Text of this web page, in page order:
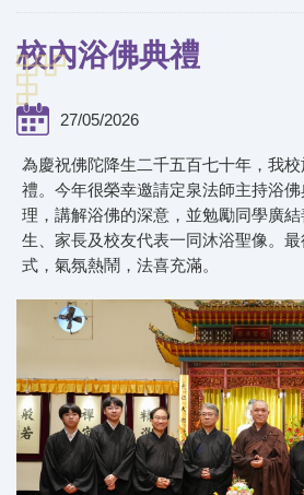
校內浴佛典禮
27/05/2026
為慶祝佛陀降生二千五百七十年，我
禮。今年很榮幸邀請定泉法師主持浴
理，講解浴佛的深意，並勉勵同學廣
生、家長及校友代表一同沐浴聖像。
式，氣氛熱鬧，法喜充滿。